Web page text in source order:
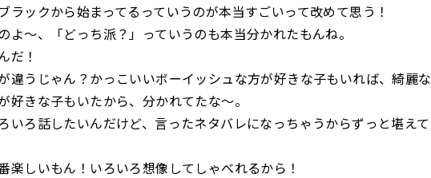
ックから始まってるっていうのが本当すごいって改めて思う！
～、「どっち派？」っていうのも本当分かれたもんね。
！
うじゃん？かっこいいボーイッシュな方が好きな子もいれば、綺麗な
好きな子もいたから、分かれてたな～。
ろ話したいんだけど、言ったネタバレになっちゃうからずっと堪えて
しいもん！いろいろ想像してしゃべれるから！